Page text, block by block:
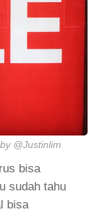
@Justinlim
bisa
sudah tahu
bisa